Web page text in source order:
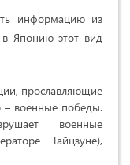
информацию из
в Японию этот вид
прославляющие
– военные победы.
военные
Тайцзуне),